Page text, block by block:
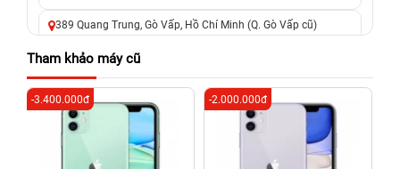
389 Quang Trung, Gò Vấp, Hồ Chí Minh (Q. Gò Vấp cũ)
625 - 625A Âu Cơ, Tân Phú, Hồ Chí Minh (Quận Tân Phú cũ)
326 Lê Văn Việt, Tăng Nhơn Phú, Hồ Chí Minh (Q.9 TP. Thủ
Đức cũ)
256 Võ Văn Ngân, Thủ Đức, Hồ Chí Minh (Bình Thọ, TP. Thủ
Đức Cũ)
Tham khảo máy cũ
-3.400.000đ -2.000.000đ